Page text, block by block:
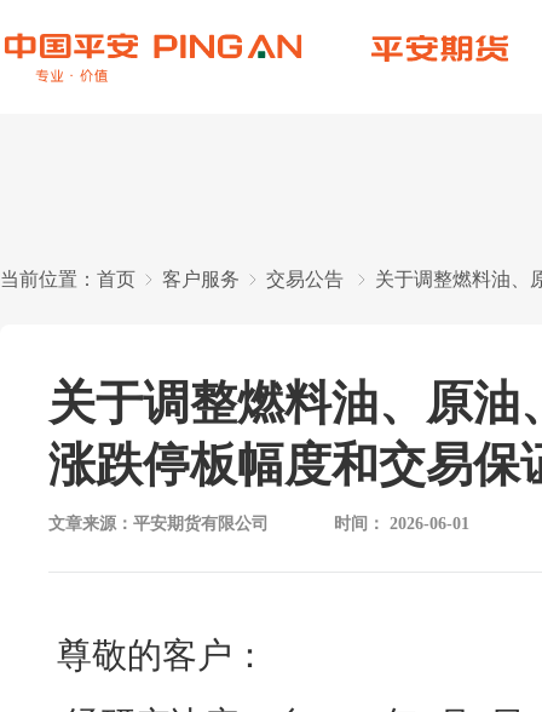
当前位置： 首页 客户服务 交易公告 关于调整燃料油、
关于调整燃料油、原油
涨跌停板幅度和交易保
文章来源： 平安期货有限公司 时间： 2026-06-01
尊敬的客户：